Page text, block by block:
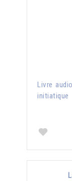
Livre
initiatique